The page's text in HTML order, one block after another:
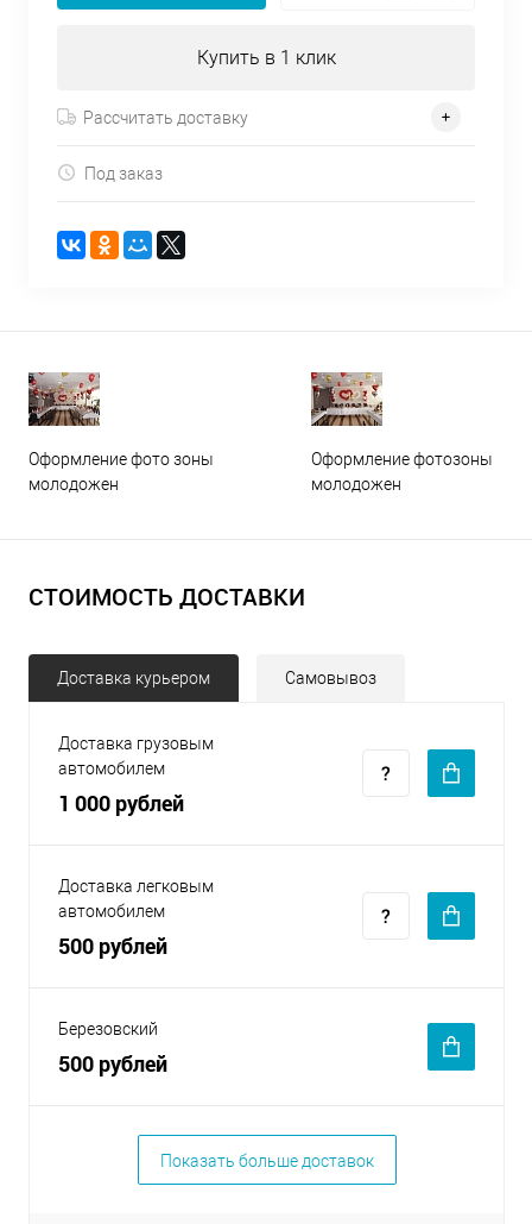
Купить в 1 клик
Рассчитать доставку
Под заказ
Оформление фото зоны
молодожен
Оформление фотозоны
молодожен
СТОИМОСТЬ ДОСТАВКИ
Доставка курьером Самовывоз
Доставка грузовым
автомобилем
1 000 рублей
Доставка легковым
автомобилем
500 рублей
Березовский
500 рублей
Показать больше доставок